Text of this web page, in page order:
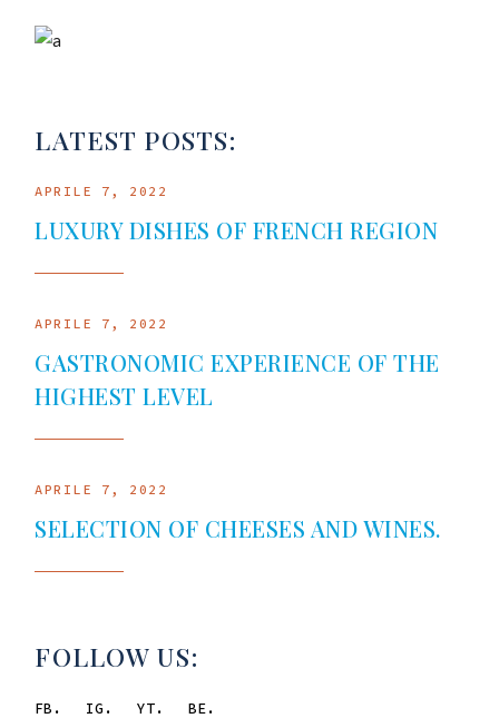
LATEST POSTS:
APRILE 7, 2022
LUXURY DISHES OF FRENCH REGION
APRILE 7, 2022
GASTRONOMIC EXPERIENCE OF THE
HIGHEST LEVEL
APRILE 7, 2022
SELECTION OF CHEESES AND WINES.
FOLLOW US:
FB. IG. YT. BE.